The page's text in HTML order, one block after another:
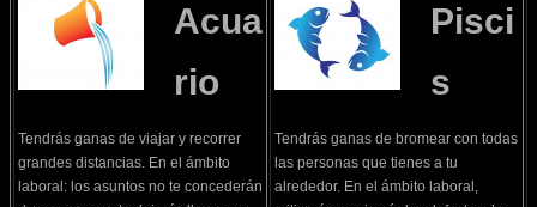
Acua
rio
Tendrás ganas de viajar y recorrer
grandes distancias. En el ámbito
laboral: los asuntos no te concederán
Pisci
s
Tendrás ganas de bromear con todas
las personas que tienes a tu
alrededor. En el ámbito laboral,